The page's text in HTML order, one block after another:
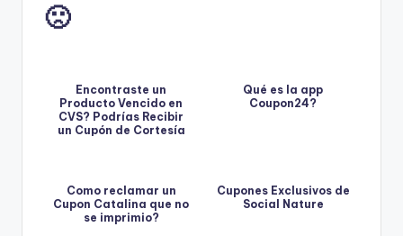
🙁
Encontraste un
Producto Vencido en
CVS? Podrías Recibir
un Cupón de Cortesía
Qué es la app
Coupon24?
Como reclamar un
Cupon Catalina que no
se imprimio?
Cupones Exclusivos de
Social Nature